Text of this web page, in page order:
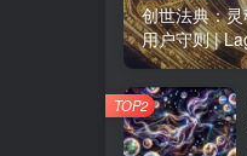
创世法典：
用户守则 |
TOP2